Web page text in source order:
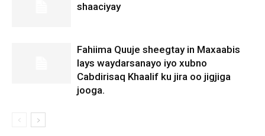
shaaciyay
Fahiima Quuje sheegtay in Maxaabis
lays waydarsanayo iyo xubno
Cabdirisaq Khaalif ku jira oo jigjiga
jooga.